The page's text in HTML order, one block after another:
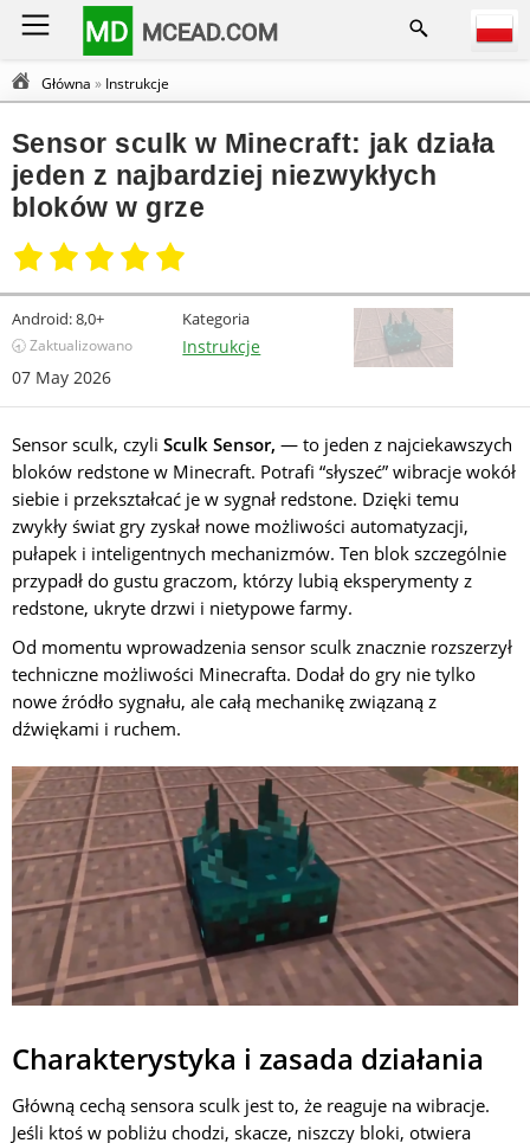
MD MCEAD.COM
Główna » Instrukcje
Sensor sculk w Minecraft: jak działa
jeden z najbardziej niezwykłych
bloków w grze
Android:8,0+
🕣 Zaktualizowano
07 May 2026
Kategoria
Instrukcje
Sensor sculk, czyli Sculk Sensor, — to jeden z najciekawszych
bloków redstone w Minecraft. Potrafi “słyszeć” wibracje wokół
siebie i przekształcać je w sygnał redstone. Dzięki temu
zwykły świat gry zyskał nowe możliwości automatyzacji,
pułapek i inteligentnych mechanizmów. Ten blok szczególnie
przypadł do gustu graczom, którzy lubią eksperymenty z
redstone, ukryte drzwi i nietypowe farmy.
Od momentu wprowadzenia sensor sculk znacznie rozszerzył
techniczne możliwości Minecrafta. Dodał do gry nie tylko
nowe źródło sygnału, ale całą mechanikę związaną z
dźwiękami i ruchem.
Charakterystyka i zasada działania
Główną cechą sensora sculk jest to, że reaguje na wibracje.
Jeśli ktoś w pobliżu chodzi, skacze, niszczy bloki, otwiera